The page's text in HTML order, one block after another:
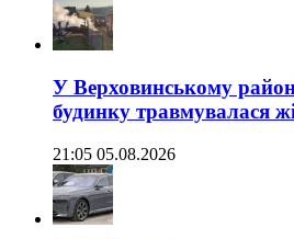
У Верховинському
будинку травмувалася
21:05 05.08.2026